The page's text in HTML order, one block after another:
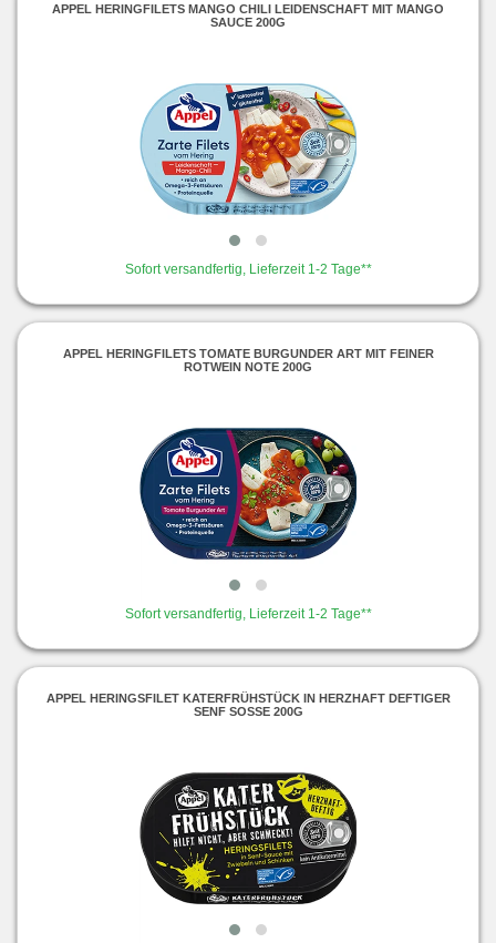
APPEL HERINGFILETS MANGO CHILI LEIDENSCHAFT MIT MANGO
SAUCE 200G
Sofort versandfertig, Lieferzeit 1-2 Tage**
APPEL HERINGFILETS TOMATE BURGUNDER ART MIT FEINER
ROTWEIN NOTE 200G
Sofort versandfertig, Lieferzeit 1-2 Tage**
APPEL HERINGSFILET KATERFRÜHSTÜCK IN HERZHAFT DEFTIGER
SENF SOSSE 200G